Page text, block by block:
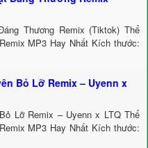
Thương Remix (Tiktok) Thể
MP3 Hay Nhất Kích thước:
Bỏ Lỡ Remix – Uyenn x
Lỡ Remix – Uyenn x LTQ Thể
MP3 Hay Nhất Kích thước: